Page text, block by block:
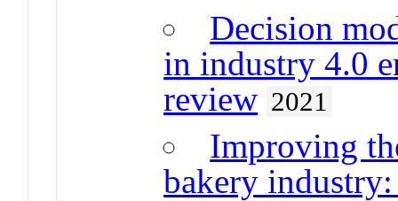
Decision
in industry 4.0
review 2021
Improving
bakery